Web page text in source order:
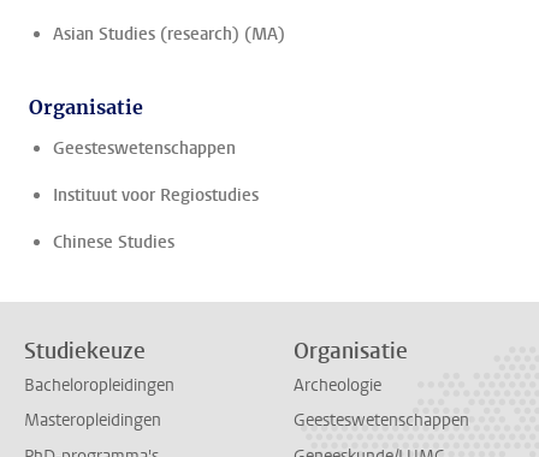
Asian Studies (research) (MA)
Organisatie
Geesteswetenschappen
Instituut voor Regiostudies
Chinese Studies
Studiekeuze
Bacheloropleidingen
Masteropleidingen
Organisatie
Archeologie
Geesteswetenschappen